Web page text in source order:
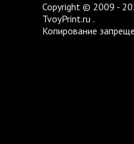
Copyright © 2009 -
TvoyPrint.ru .
Копирование